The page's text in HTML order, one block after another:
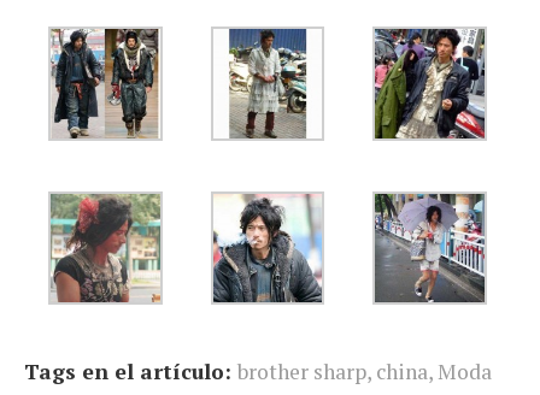
Tags en el artículo: brother sharp, china, Moda